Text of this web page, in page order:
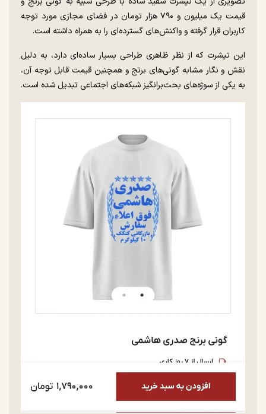
قیمت یک میلیون و ۷۹۰ هزار تومان در فضای مجازی مورد توجه
کاربران قرار گرفته و واکنش‌های گسترده‌ای را به همراه داشته است.
این تیشرت که از نظر ظاهری طراحی بسیار ساده‌ای دارد، به دلیل
نقش و نگار مشابه گونی‌های برنج و همچنین قیمت قابل توجه آن،
به یکی از سوژه‌های بحث‌برانگیز شبکه‌های اجتماعی تبدیل شده است.